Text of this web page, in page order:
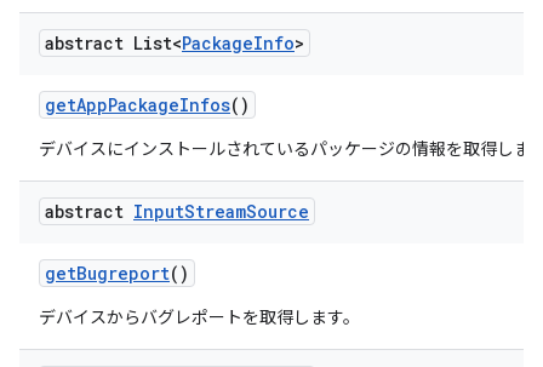
abstract List<PackageInfo>
getAppPackageInfos()
デバイスにインストールされているパッケージの情報を取得しま
abstract InputStreamSource
getBugreport()
デバイスからバグレポートを取得します。